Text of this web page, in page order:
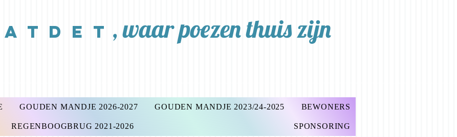
T D E T ,waar poezen thuis zijn
GOUDEN MANDJE 2026-2027 GOUDEN MANDJE 2023/24-2025 BEWONERS
REGENBOOGBRUG 2021-2026 SPONSORING